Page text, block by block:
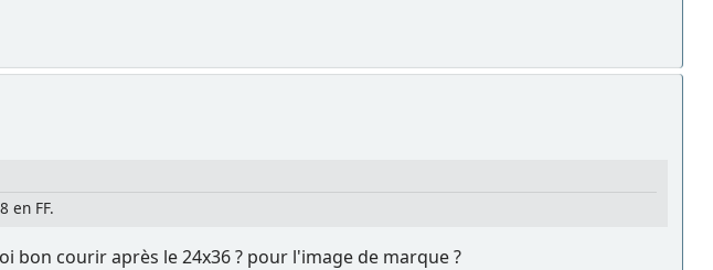
en FF.
bon courir après le 24x36 ? pour l'image de marque ?